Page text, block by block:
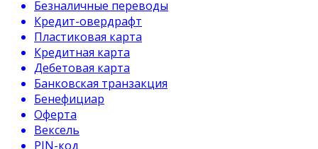
Безналичные переводы
Кредит-овердрафт
Пластиковая карта
Кредитная карта
Дебетовая карта
Банковская транзакция
Бенефициар
Оферта
Вексель
PIN-код